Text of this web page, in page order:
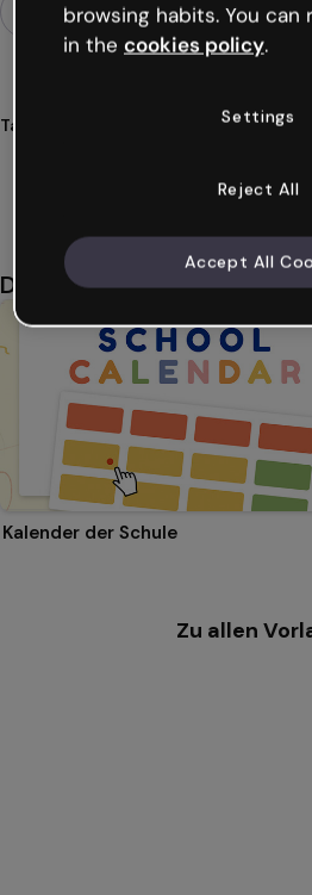
Tags
Mehr
Das könnte dir auch
Kalender der Schule
Zu allen
browsing habits. You
in the cookies policy.
Settings
Reject All
Accept All